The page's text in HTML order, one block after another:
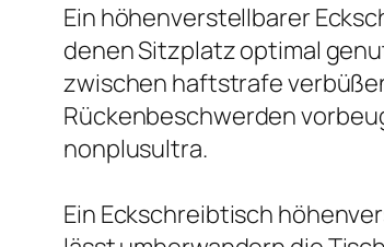
Ein höhenverstellbarer
denen Sitzplatz optimal
zwischen haftstrafe
Rückenbeschwerden
nonplusultra.
Ein Eckschreibtisch